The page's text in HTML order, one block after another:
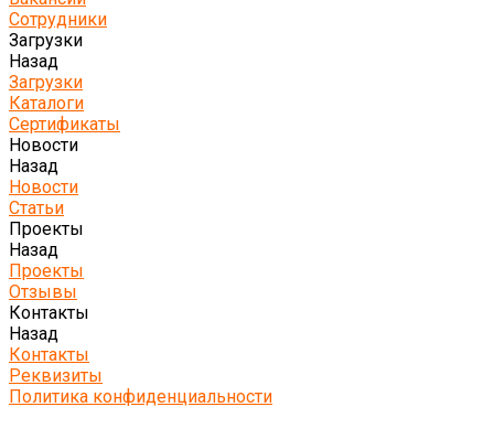
Сотрудники
Загрузки
Назад
Загрузки
Каталоги
Сертификаты
Новости
Назад
Новости
Статьи
Проекты
Назад
Проекты
Отзывы
Контакты
Назад
Контакты
Реквизиты
Политика конфиденциальности